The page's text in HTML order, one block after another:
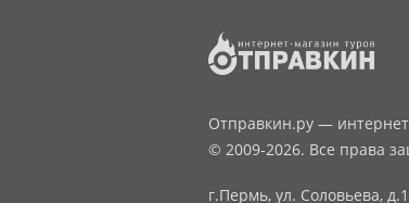
Отправкин.ру —
© 2009-2026. Все права
г.Пермь, ул. Соловьева,